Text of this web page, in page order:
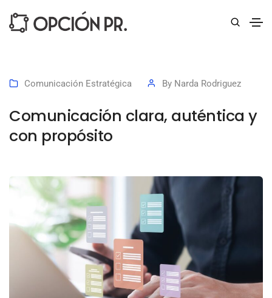
Comunicación Estratégica By Narda Rodriguez
Comunicación clara, auténtica y
con propósito